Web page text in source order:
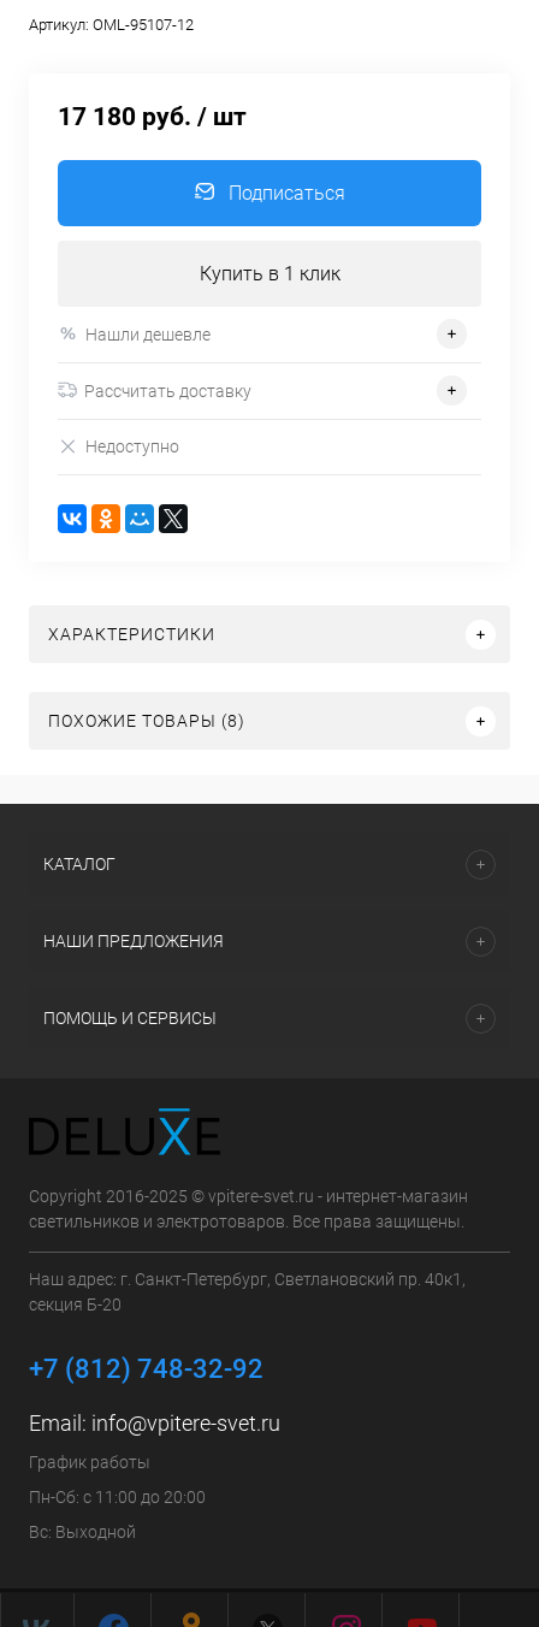
Артикул: OML-95107-12
17 180 руб. / шт
Подписаться
Купить в 1 клик
Нашли дешевле
Рассчитать доставку
Недоступно
ХАРАКТЕРИСТИКИ
ПОХОЖИЕ ТОВАРЫ (8)
КАТАЛОГ
НАШИ ПРЕДЛОЖЕНИЯ
ПОМОЩЬ И СЕРВИСЫ
Copyright 2016-2025 © vpitere-svet.ru - интернет-магазин
светильников и электротоваров. Все права защищены.
Наш адрес: г. Санкт-Петербург, Светлановский пр. 40к1,
секция Б-20
+7 (812) 748-32-92
Email: info@vpitere-svet.ru
График работы
Пн-Сб: с 11:00 до 20:00
Вс: Выходной